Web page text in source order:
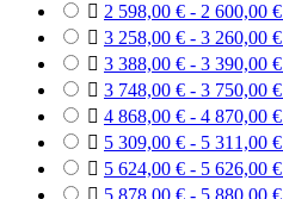
 2 598,00 € - 2 600,00 €
 3 258,00 € - 3 260,00 €
 3 388,00 € - 3 390,00 €
 3 748,00 € - 3 750,00 €
 4 868,00 € - 4 870,00 €
 5 309,00 € - 5 311,00 €
 5 624,00 € - 5 626,00 €
 5 878,00 € - 5 880,00 €